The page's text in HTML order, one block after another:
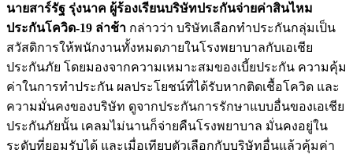
นายสาร์รัฐ รุ่งนาค ผู้ร้องเรียนบริษัทประกันจ่ายค่าสินไหม
ประกันโควิด-19 ล่าช้า กล่าวว่า บริษัทเลือกทำประกันกลุ่มเป็น
สวัสดิการให้พนักงานทั้งหมดภายในโรงพยาบาลกับเอเชีย
ประกันภัย โดยมองจากความเหมาะสมของเบี้ยประกัน ความคุ้ม
ค่าในการทำประกัน ผลประโยชน์ที่ได้รับหากติดเชื้อโควิด และ
ความมั่นคงของบริษัท ดูจากประกันการรักษาแบบอื่นของเอเชีย
ประกันภัยนั้น เคลมไม่นานก็จ่ายคืนโรงพยาบาล มั่นคงอยู่ใน
ระดับที่ยอมรับได้ และเมื่อเทียบตัวเลือกกับบริษัทอื่นแล้วคุ้มค่า